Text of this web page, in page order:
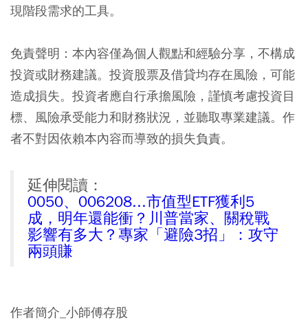
現階段需求的工具。
免責聲明：本內容僅為個人觀點和經驗分享，不構成
投資或財務建議。投資股票及借貸均存在風險，可能
造成損失。投資者應自行承擔風險，謹慎考慮投資目
標、風險承受能力和財務狀況，並聽取專業建議。作
者不對因依賴本內容而導致的損失負責。
延伸閱讀：
0050、006208...市值型ETF獲利5
成，明年還能衝？川普當家、關稅戰
影響有多大？專家「避險3招」：攻守
兩頭賺
作者簡介_小師傅存股